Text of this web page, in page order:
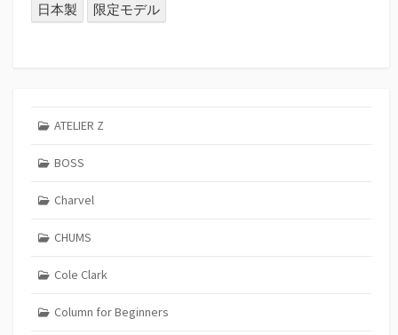
日本製
限定モデル
ATELIER Z
BOSS
Charvel
CHUMS
Cole Clark
Column for Beginners